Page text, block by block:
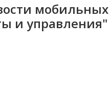
мобильных
и управления"